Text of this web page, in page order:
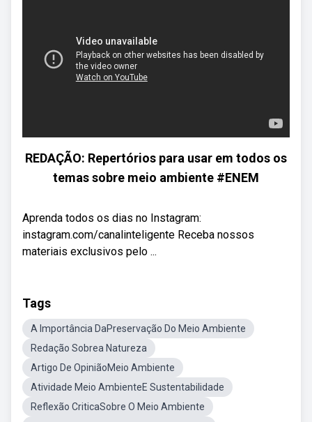
REDAÇÃO: Repertórios para usar em todos os
temas sobre meio ambiente #ENEM
Aprenda todos os dias no Instagram:
instagram.com/canalinteligente Receba nossos
materiais exclusivos pelo ...
Tags
A Importância DaPreservação Do Meio Ambiente
Redação Sobrea Natureza
Artigo De OpiniãoMeio Ambiente
Atividade Meio AmbienteE Sustentabilidade
Reflexão CriticaSobre O Meio Ambiente